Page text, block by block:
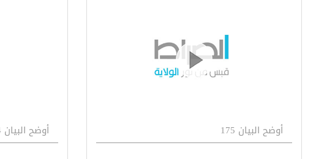
أوضح البيان 175 أوضح البيان 174